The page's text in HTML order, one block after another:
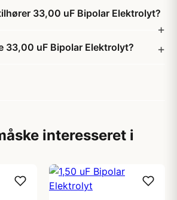
33,00 uF Bipolar Elektrolyt?
33,00 uF Bipolar Elektrolyt?
interesseret i